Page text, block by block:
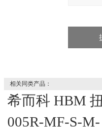
相关同类产品：
希而科 HBM
005R-MF-S-M-